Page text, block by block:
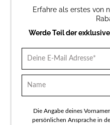
Erfahre als erstes von
Werde Teil der
Die Angabe deines
persönlichen Ansprache in